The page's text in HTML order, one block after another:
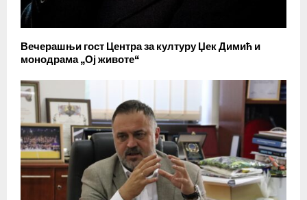
Вечерашњи гост Центра за културу Џек Димић и
монодрама „Ој животе“